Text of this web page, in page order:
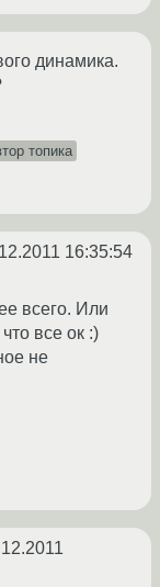
динамика.
топика
16:35:54
всего. Или
все ок :)
не